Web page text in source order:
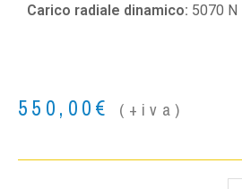
Carico radiale dinamico: 5070 N
550,00€ (+iva)